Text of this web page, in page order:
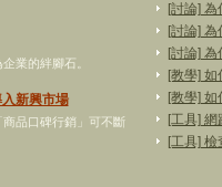
業的絆腳石。
新興市場
品口碑行銷」可不斷
[討論]
[討論]
[討論]
[教學]
[教學]
[工具]
[工具]